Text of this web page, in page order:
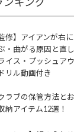
修】アイアンが右
・曲がる原因と直し
イス・プッシュアウ
リル動画付き
ラブの保管方法とお
納アイテム12選！